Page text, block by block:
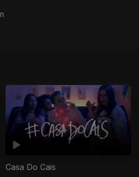
Casa Do Cais